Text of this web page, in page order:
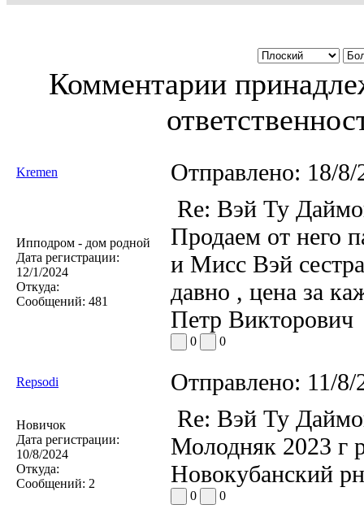
Комментарии
Kremen Отправлено: 18/
Ипподром - дом родной
Дата регистрации:
12/1/2024
Откуда:
Сообщений: 481
Re: Вэй Ту
Продаем от него
и Мисс Вэй
давно , цена за
Петр Викторович
0 0
Repsodi Отправлено: 11/
Новичок
Дата регистрации:
10/8/2024
Откуда:
Сообщений: 2
Re: Вэй Ту
Молодняк 2023 г
Новокубанский рн
0 0